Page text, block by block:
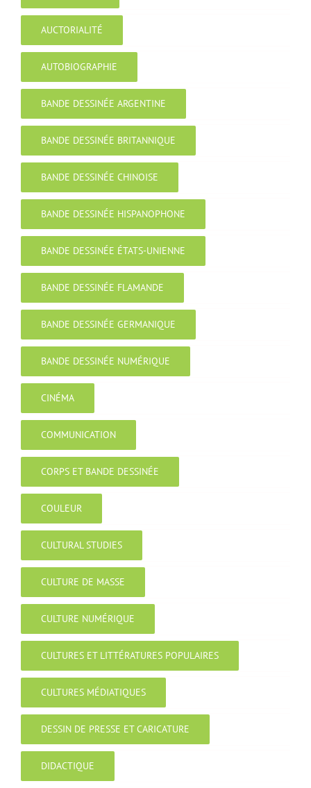
AUCTORIALITÉ
AUTOBIOGRAPHIE
BANDE DESSINÉE ARGENTINE
BANDE DESSINÉE BRITANNIQUE
BANDE DESSINÉE CHINOISE
BANDE DESSINÉE HISPANOPHONE
BANDE DESSINÉE ÉTATS-UNIENNE
BANDE DESSINÉE FLAMANDE
BANDE DESSINÉE GERMANIQUE
BANDE DESSINÉE NUMÉRIQUE
CINÉMA
COMMUNICATION
CORPS ET BANDE DESSINÉE
COULEUR
CULTURAL STUDIES
CULTURE DE MASSE
CULTURE NUMÉRIQUE
CULTURES ET LITTÉRATURES POPULAIRES
CULTURES MÉDIATIQUES
DESSIN DE PRESSE ET CARICATURE
DIDACTIQUE